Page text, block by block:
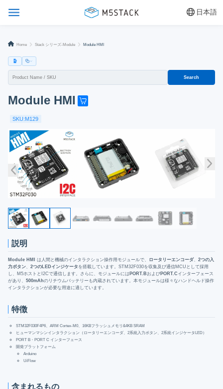
日本語
Home Stack シリーズ-Module Module HMI
Search
Module HMI G
SKU:M129
説明
Module HMI は人間と機械のインタラクション操作用モジュールで、 ロータリーエンコーダ、 2つの入
力ボタン、 2つのLEDインジケータを搭載しています。STM32F030を収集及び通信MCUとして採用
し、M5ホストとI2Cで通信します。さらに、モジュールにはPORT.BおよびPORT.Cインターフェース
があり、 500mAhのリチウムバッテリーも内蔵されています。本モジュールは様々なハンドヘルド操作
インタラクションが必要な用途に適しています。
特徴
STM32F030F4P6、ARM Cortex-M0、16KBフラッシュメモリ&4KB SRAM
ヒューマンマシンインタラクション（ロータリーエンコーダ、2系統入力ボタン、2系統インジケータLED）
PORT B・PORT C インターフェース
開発プラットフォーム
Arduino
UiFlow
含まれるもの